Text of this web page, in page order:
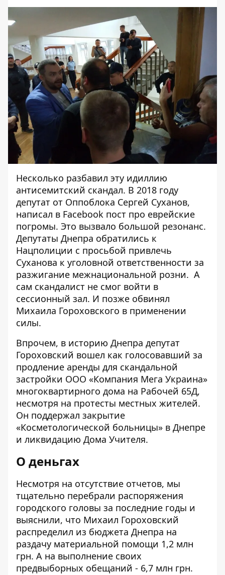
Несколько разбавил эту идиллию
антисемитский скандал. В 2018 году
депутат от Оппоблока Сергей Суханов,
написал в Facebook пост про еврейские
погромы. Это вызвало большой резонанс.
Депутаты Днепра обратились к
Нацполиции с просьбой привлечь
Суханова к уголовной ответственности за
разжигание межнациональной розни. А
сам скандалист не смог войти в
сессионный зал. И позже обвинял
Михаила Гороховского в применении
силы.
Впрочем, в историю Днепра депутат
Гороховский вошел как голосовавший за
продление аренды для скандальной
застройки ООО «Компания Мега Украина»
многоквартирного дома на Рабочей 65Д,
несмотря на протесты местных жителей.
Он поддержал закрытие
«Косметологической больницы» в Днепре
и ликвидацию Дома Учителя.
О деньгах
Несмотря на отсутствие отчетов, мы
тщательно перебрали распоряжения
городского головы за последние годы и
выяснили, что Михаил Гороховский
распределил из бюджета Днепра на
раздачу материальной помощи 1,2 млн
грн. А на выполнение своих
предвыборных обещаний - 6,7 млн грн.